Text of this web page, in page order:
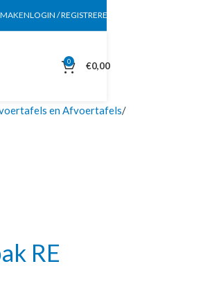
LOGIN / REGISTREREN
0 €0,00
en Afvoertafels
RE